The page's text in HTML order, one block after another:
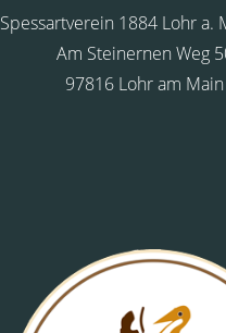
Spessartverein 1884 Lohr a.
Am Steinernen Weg
97816 Lohr am Main